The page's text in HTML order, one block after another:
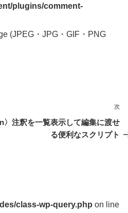
plugins/comment-
(JPEG・JPG・GIF・PNG
次
の
投
次
〉注釈を一覧表示して編集に渡せ
る便利なスクリプト
class-wp-query.php on line